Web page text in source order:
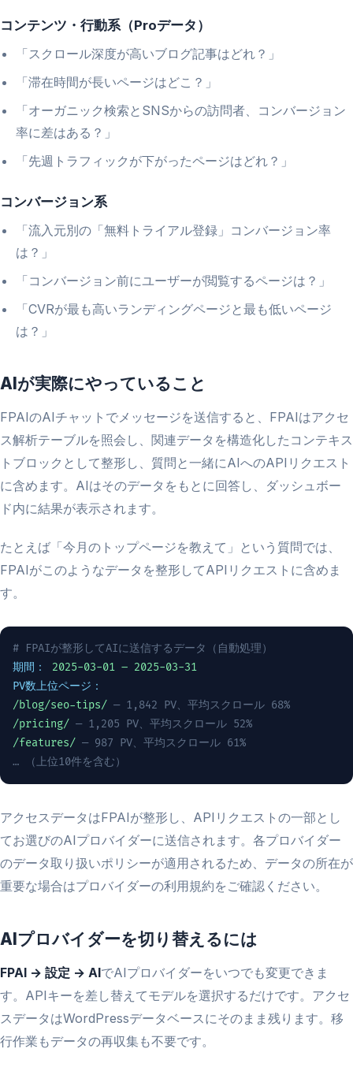
コンテンツ・行動系（Proデータ）
「スクロール深度が高いブログ記事はどれ？」
「滞在時間が長いページはどこ？」
「オーガニック検索とSNSからの訪問者、コンバージョン
率に差はある？」
「先週トラフィックが下がったページはどれ？」
コンバージョン系
「流入元別の「無料トライアル登録」コンバージョン率
は？」
「コンバージョン前にユーザーが閲覧するページは？」
「CVRが最も高いランディングページと最も低いページ
は？」
AIが実際にやっていること
FPAIのAIチャットでメッセージを送信すると、FPAIはアクセ
ス解析テーブルを照会し、関連データを構造化したコンテキス
トブロックとして整形し、質問と一緒にAIへのAPIリクエスト
に含めます。AIはそのデータをもとに回答し、ダッシュボー
ド内に結果が表示されます。
たとえば「今月のトップページを教えて」という質問では、
FPAIがこのようなデータを整形してAPIリクエストに含めま
す。
# FPAIが整形してAIに送信するデータ（自動処理）
期間：
2025-03-01 – 2025-03-31
PV数上位ページ：
/blog/seo-tips/ — 1,842 PV、平均スクロール 68%
/pricing/ — 1,205 PV、平均スクロール 52%
/features/ — 987 PV、平均スクロール 61%
… （上位10件を含む）
アクセスデータはFPAIが整形し、APIリクエストの一部とし
てお選びのAIプロバイダーに送信されます。各プロバイダー
のデータ取り扱いポリシーが適用されるため、データの所在が
重要な場合はプロバイダーの利用規約をご確認ください。
AIプロバイダーを切り替えるには
FPAI → 設定 → AIでAIプロバイダーをいつでも変更できま
す。APIキーを差し替えてモデルを選択するだけです。アクセ
スデータはWordPressデータベースにそのまま残ります。移
行作業もデータの再収集も不要です。